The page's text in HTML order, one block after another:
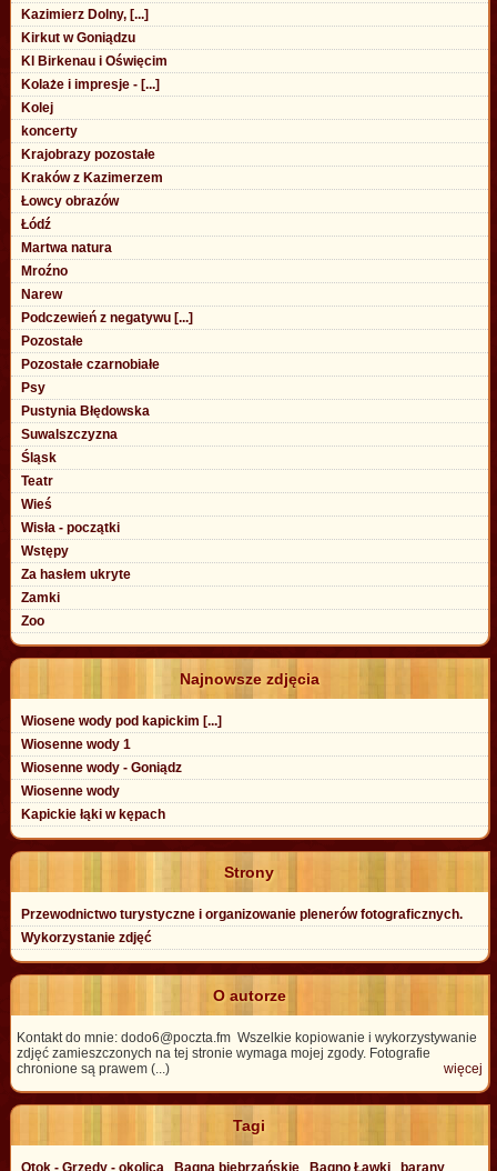
Kazimierz Dolny, [...]
Kirkut w Goniądzu
Kl Birkenau i Oświęcim
Kolaże i impresje - [...]
Kolej
koncerty
Krajobrazy pozostałe
Kraków z Kazimerzem
Łowcy obrazów
Łódź
Martwa natura
Mroźno
Narew
Podczewień z negatywu [...]
Pozostałe
Pozostałe czarnobiałe
Psy
Pustynia Błędowska
Suwalszczyzna
Śląsk
Teatr
Wieś
Wisła - początki
Wstępy
Za hasłem ukryte
Zamki
Zoo
Najnowsze zdjęcia
Wiosene wody pod kapickim [...]
Wiosenne wody 1
Wiosenne wody - Goniądz
Wiosenne wody
Kapickie łąki w kępach
Strony
Przewodnictwo turystyczne i organizowanie plenerów fotograficznych.
Wykorzystanie zdjęć
O autorze
Kontakt do mnie: dodo6@poczta.fm Wszelkie kopiowanie i wykorzystywanie
zdjęć zamieszczonych na tej stronie wymaga mojej zgody. Fotografie
chronione są prawem (...)
więcej
Tagi
Otok - Grzędy - okolica Bagna biebrzańskie Bagno Ławki barany